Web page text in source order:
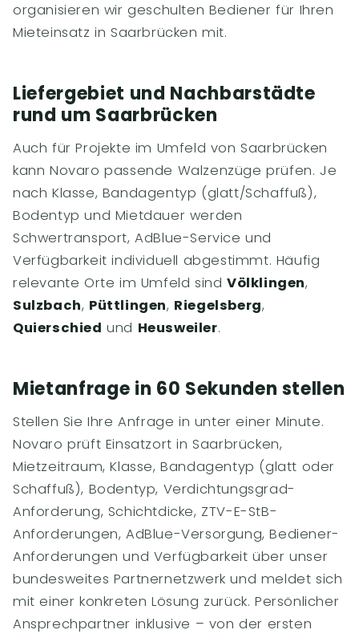
organisieren wir geschulten Bediener für Ihren
Mieteinsatz in Saarbrücken mit.
Liefergebiet und Nachbarstädte
rund um Saarbrücken
Auch für Projekte im Umfeld von Saarbrücken
kann Novaro passende Walzenzüge prüfen. Je
nach Klasse, Bandagentyp (glatt/Schaffuß),
Bodentyp und Mietdauer werden
Schwertransport, AdBlue-Service und
Verfügbarkeit individuell abgestimmt. Häufig
relevante Orte im Umfeld sindVölklingen,
Sulzbach, Püttlingen, Riegelsberg,
Quierschied und Heusweiler.
Mietanfrage in 60 Sekunden stellen
Stellen Sie Ihre Anfrage in unter einer Minute.
Novaro prüft Einsatzort in Saarbrücken,
Mietzeitraum, Klasse, Bandagentyp (glatt oder
Schaffuß), Bodentyp, Verdichtungsgrad-
Anforderung, Schichtdicke, ZTV-E-StB-
Anforderungen, AdBlue-Versorgung, Bediener-
Anforderungen und Verfügbarkeit über unser
bundesweites Partnernetzwerk und meldet sich
mit einer konkreten Lösung zurück. Persönlicher
Ansprechpartner inklusive – von der ersten